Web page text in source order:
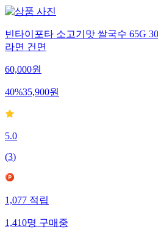
빈타이포타 소고기맛 쌀국수 65G
라면 건면
60,000원
40%35,900원
5.0
(3)
1,077 적립
1,410명 구매중